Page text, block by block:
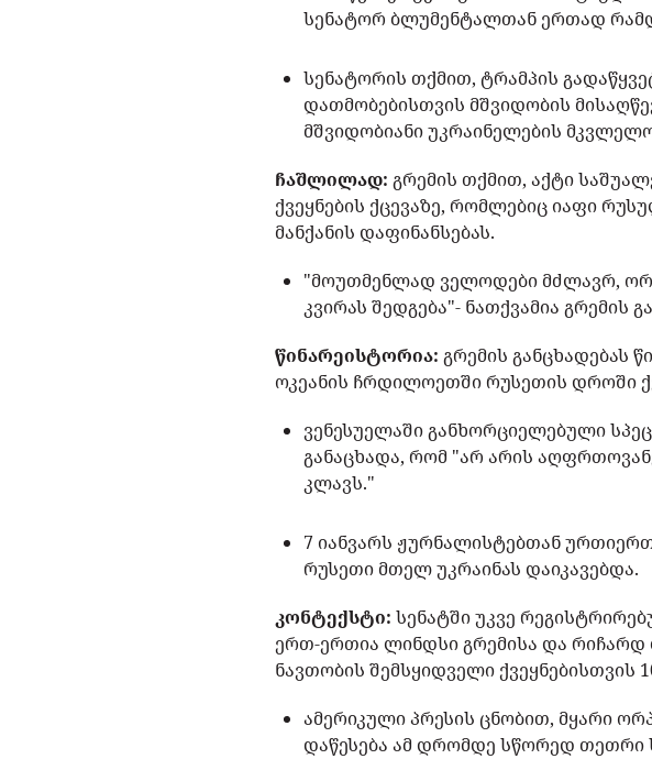
სენატორ ბლუმენტალთან ერთად
სენატორის თქმით, ტრამპის
დათმობებისთვის მშვიდობის
მშვიდობიანი უკრაინელების
ჩაშლილად:გრემის თქმით, აქტი
ქვეყნების ქცევაზე, რომლებიც იაფი
მანქანის დაფინანსებას.
"მოუთმენლად ველოდები მძლავრ,
კვირას შედგება"- ნათქვამია გრემის
წინარეისტორია:გრემის განცხადებას
ოკეანის ჩრდილოეთში რუსეთის დროში
ვენესუელაში განხორციელებული
განაცხადა, რომ "არ არის
კლავს."
7 იანვარს ჟურნალისტებთან
რუსეთი მთელ უკრაინას დაიკავებდა.
კონტექსტი:სენატში უკვე
ერთ-ერთია ლინდსი გრემისა და
ნავთობის შემსყიდველი ქვეყნებისთვის
ამერიკული პრესის ცნობით, მყარი
დაწესება ამ დრომდე სწორედ თეთრი